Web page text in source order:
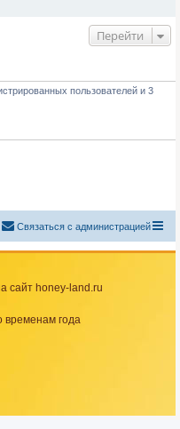
Перейти
пользователей и 3
Связаться с администрацией
сайт honey-land.ru
временам года